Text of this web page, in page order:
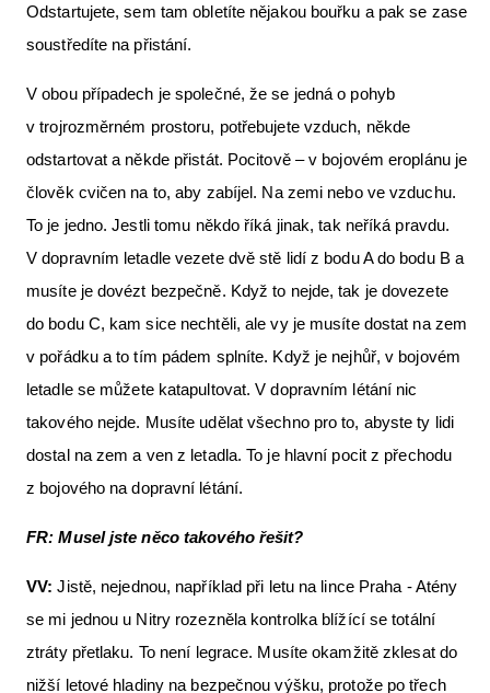
Odstartujete, sem tam obletíte nějakou bouřku a pak se zase
soustředíte na přistání.
V obou případech je společné, že se jedná o pohyb
v trojrozměrném prostoru, potřebujete vzduch, někde
odstartovat a někde přistát. Pocitově – v bojovém eroplánu je
člověk cvičen na to, aby zabíjel. Na zemi nebo ve vzduchu.
To je jedno. Jestli tomu někdo říká jinak, tak neříká pravdu.
V dopravním letadle vezete dvě stě lidí z bodu A do bodu B a
musíte je dovézt bezpečně. Když to nejde, tak je dovezete
do bodu C, kam sice nechtěli, ale vy je musíte dostat na zem
v pořádku a to tím pádem splníte. Když je nejhůř, v bojovém
letadle se můžete katapultovat. V dopravním létání nic
takového nejde. Musíte udělat všechno pro to, abyste ty lidi
dostal na zem a ven z letadla. To je hlavní pocit z přechodu
z bojového na dopravní létání.
FR: Musel jste něco takového řešit?
VV: Jistě, nejednou, například při letu na lince Praha - Atény
se mi jednou u Nitry rozezněla kontrolka blížící se totální
ztráty přetlaku. To není legrace. Musíte okamžitě zklesat do
nižší letové hladiny na bezpečnou výšku, protože po třech